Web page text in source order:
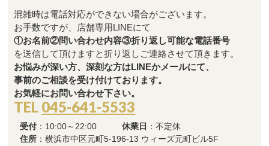
混雑時は電話対応ができない場合がございます。
お手数ですが、店舗専用LINEにて
①お名前②問い合わせ内容③折り返し可能な電話番号
を送信して頂けますと折り返しご連絡させて頂きます。
お悩みが深い方、深刻な方はLINEかメールにて、
事前のご相談を受け付けております。
お気軽にお問い合わせ下さい。
TEL 045-641-5533
受付 ：10:00～22:00休業日 ：不定休
住所 ：横浜市中区元町5-196-13 ウィーズ元町ビル5F